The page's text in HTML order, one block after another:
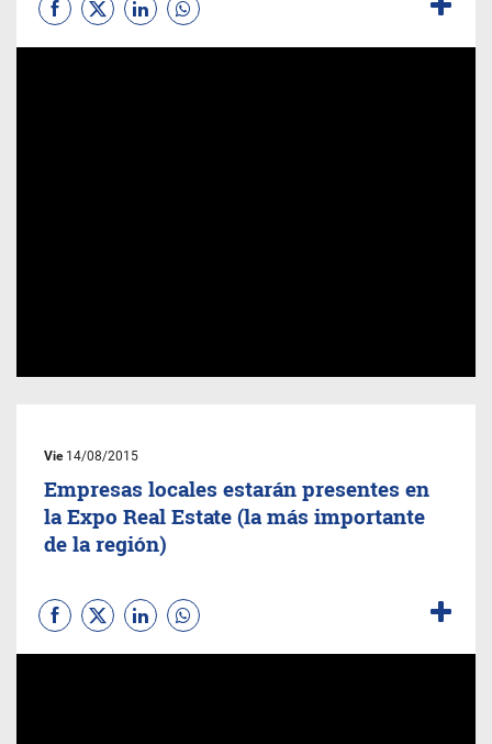
Vie14/08/2015
Empresas locales estarán presentes en
la Expo Real Estate (la más importante
de la región)